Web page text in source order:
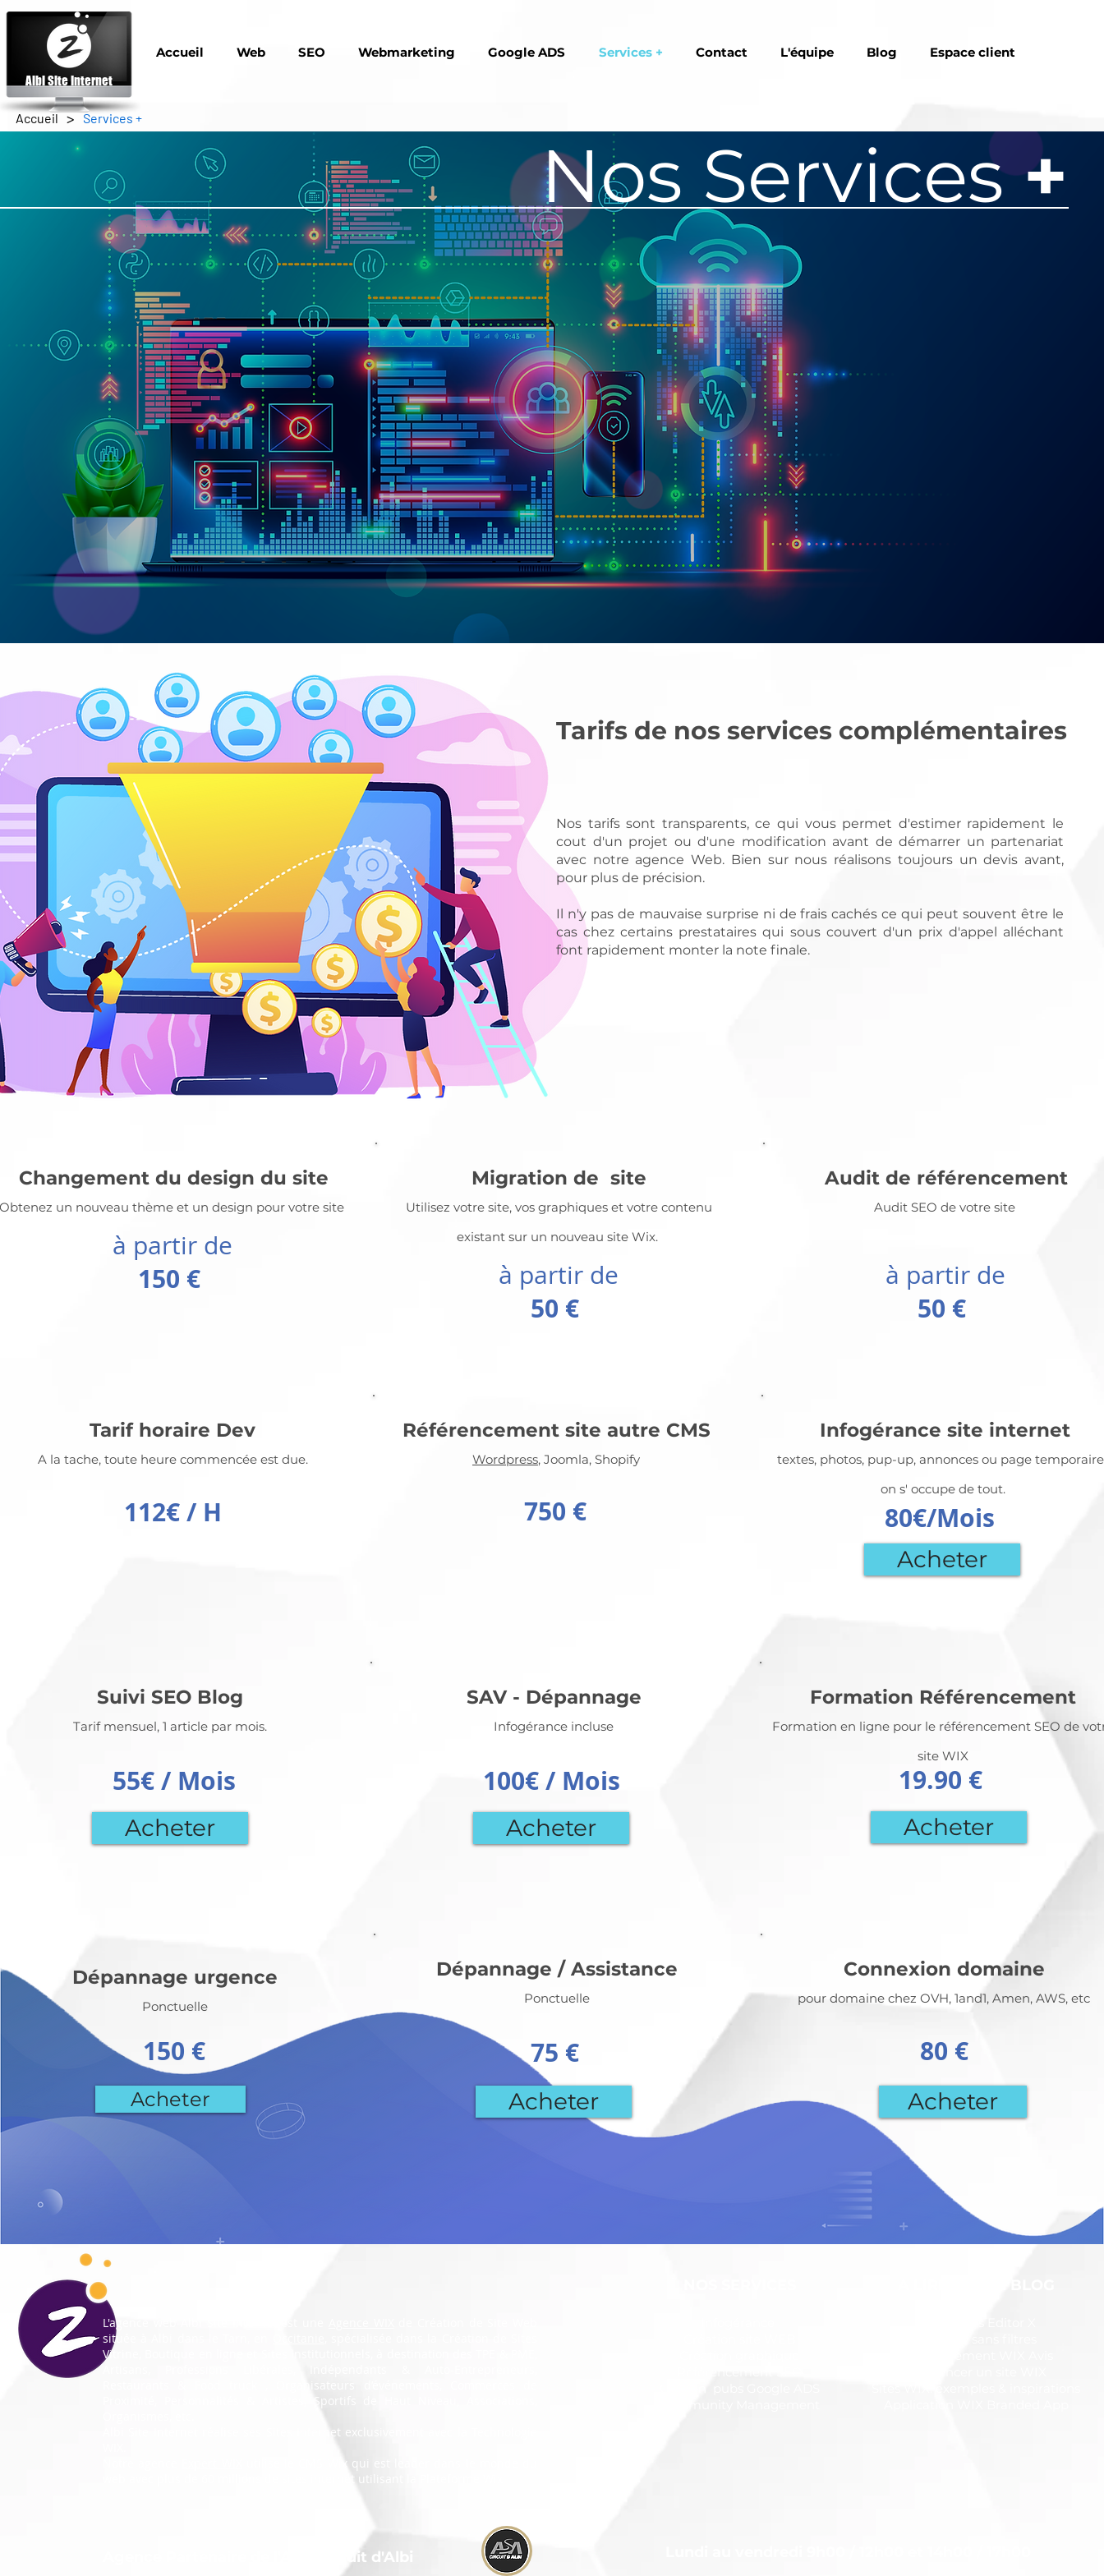
Nos Services+
Tarifs de nos services complémentaires
Nos tarifs sont transparents, ce qui vous permet d'estimer rapidement le
cout d'un projet ou d'une modification avant de démarrer un partenariat
avec notre agence Web. Bien sur nous réalisons toujours un devis avant,
pour plus de précision.
Il n'y pas de mauvaise surprise ni de frais cachés ce qui peut souvent être le
cas chez certains prestataires qui sous couvert d'un prix d'appel alléchant
font rapidement monter la note finale.
Changement du design du site
Obtenez un nouveau thème et un design pour votre site
à partir de
150 €
Migration de site
Utilisez votre site, vos graphiques et votre contenu
existant sur un nouveau site Wix.
à partir de
50 €
Audit de référencement
Audit SEO de votre site
à partir de
50 €
Tarif horaire Dev
A la tache, toute heure commencée est due.
112€ / H
Référencement site autre CMS
Wordpress, Joomla, Shopify
750 €
Infogérance site internet
textes, photos, pup-up, annonces ou page
on s' occupe de tout.
80€/Mois
Acheter
Suivi SEO Blog
Tarif mensuel, 1 article par mois.
55€ / Mois
Acheter
SAV - Dépannage
Infogérance incluse
100€ / Mois
Acheter
Formation Référencement
Formation en ligne pour le référencement SEO de
site WIX
19.90 €
Acheter
Dépannage urgence
Ponctuelle
150 €
Acheter
Dépannage / Assistance
Ponctuelle
75 €
Acheter
Connexion domaine
pour domaine chez OVH, 1and1, Amen, AWS, etc
80 €
Acheter
Albi Site Internet
Accueil > Services +
Accueil Web SEO Webmarketing Google ADS Services + Contact L'équipe Blog Espace client
L'agence web Albi Site Internet est une
située à Albi dans le
Vitrine, Boutique en ligne et Sites Institutionnels, à destination des TPE & PME,
Proximité, Personnalités & Artistes, Sportifs de Haut Niveau, Associations,
Albi Site Internet réalise ses Sites Internet exclusivement avec la Technologie
utilise le CMS Wix qui est leader dans le monde du
web avec plus de 60 millions de sites internet utilisant la Plateforme Wix.
Agence Partenaire de l'ASA Circuit d'Albi